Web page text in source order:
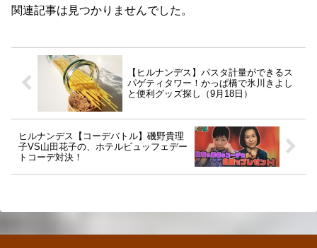
関連記事は見つかりませんでした。
【ヒルナンデス】パスタ計量ができるス
パゲティタワー！かっぱ橋で氷川きよし
と便利グッズ探し（9月18日）
ヒルナンデス【コーデバトル】磯野貴理
子VS山田花子の、ホテルビュッフェデー
トコーデ対決！